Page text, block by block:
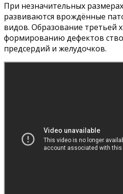
При незначительных
развиваются врождённые
видов. Образование третьей
формированию дефектов
предсердий и желудочков.